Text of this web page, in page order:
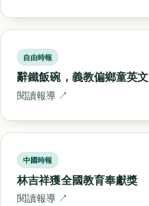
自由時報
辭鐵飯碗，義教偏鄉童英文
閱讀報導 ↗
中國時報
林吉祥獲全國教育奉獻獎
閱讀報導 ↗